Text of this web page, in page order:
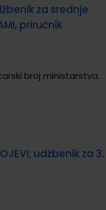
za srednje
priručnik
broj ministarstva:
udžbenik za 3.